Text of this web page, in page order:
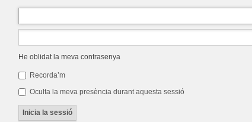
He oblidat la meva contrasenya
Recorda’m
Oculta la meva presència durant aquesta sessió